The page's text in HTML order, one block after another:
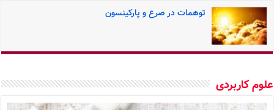
توهمات در صرع و پارکینسون
کاربردی